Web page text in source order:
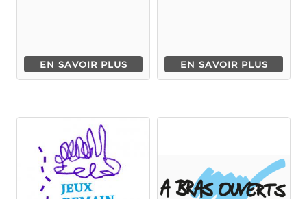
EN SAVOIR PLUS EN SAVOIR PLUS